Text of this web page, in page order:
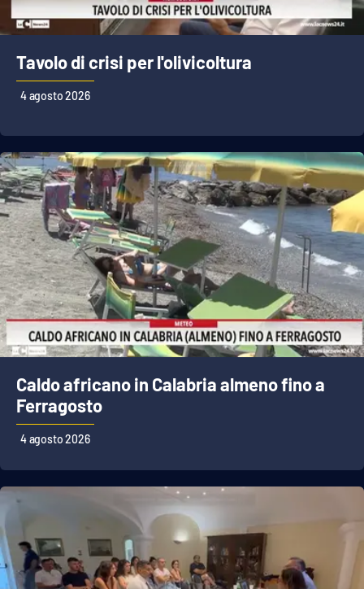
Tavolo di crisi per l'olivicoltura
4 agosto 2026
Caldo africano in Calabria almeno fino a
Ferragosto
4 agosto 2026